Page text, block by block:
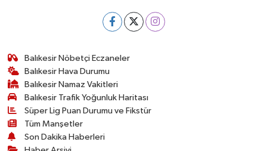
Balıkesir Nöbetçi Eczaneler
Balıkesir Hava Durumu
Balıkesir Namaz Vakitleri
Balıkesir Trafik Yoğunluk Haritası
Süper Lig Puan Durumu ve Fikstür
Tüm Manşetler
Son Dakika Haberleri